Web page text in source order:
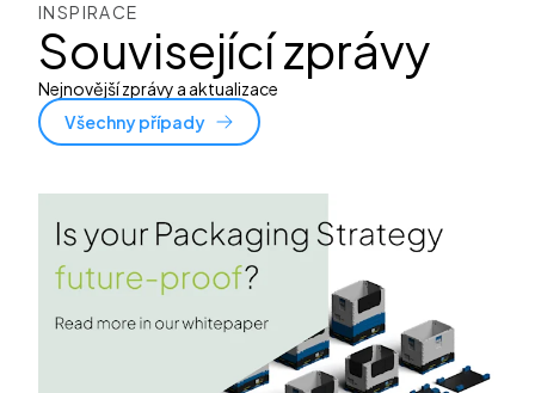
INSPIRACE
Související zprávy
Nejnovější zprávy a aktualizace
Všechny případy